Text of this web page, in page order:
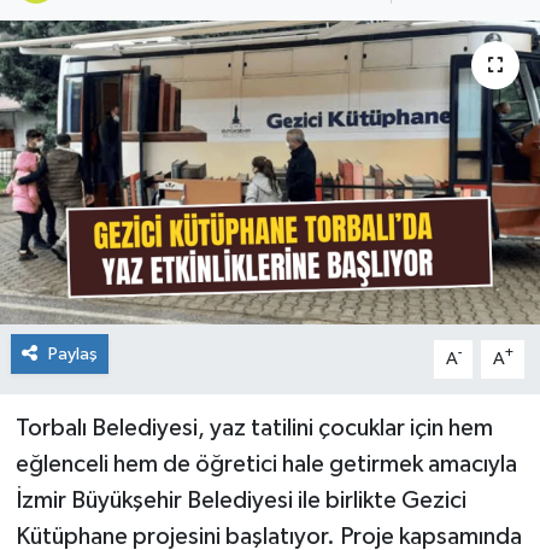
Paylaş A- A+
Torbalı Belediyesi, yaz tatilini çocuklar için hem
eğlenceli hem de öğretici hale getirmek amacıyla
İzmir Büyükşehir Belediyesi ile birlikte Gezici
Kütüphane projesini başlatıyor. Proje kapsamında
Son Dakika Haberleri
Haber Arşivi